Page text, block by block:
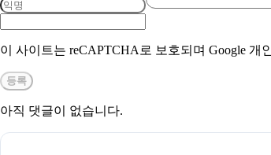
이 사이트는 reCAPTCHA로 보호되며 Google
등록
아직 댓글이 없습니다.